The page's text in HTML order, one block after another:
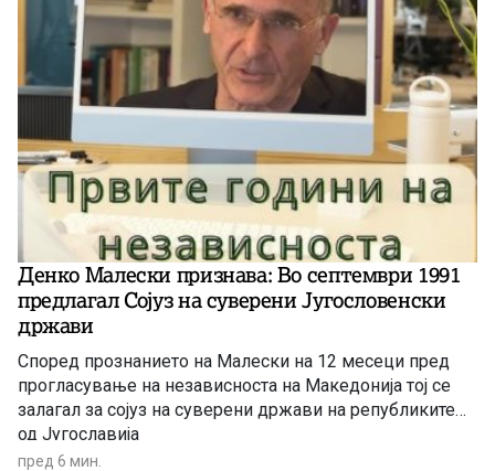
Денко Малески признава: Во септември 1991
предлагал Сојуз на суверени Југословенски
држави
Според прознанието на Малески на 12 месеци пред
прогласување на независноста на Македонија тој се
залагал за сојуз на суверени држави на републиките
од Југославија
пред 6 мин.